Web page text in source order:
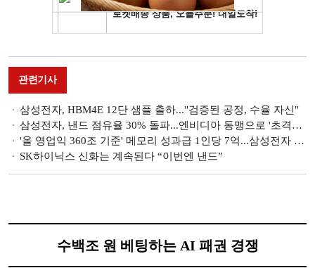
관련기사
삼성전자, HBM4E 12단 샘플 출하..."검증된 공정, 수율 자신"
삼성전자, 낸드 점유율 30% 돌파...엔비디아 동맹으로 '초격차' 굳히기
'올 영업익 360조 기준' 메모리 성과급 1인당 7억...삼성전자 성과급 어떻게 바뀌나
SK하이닉스 신화는 계속된다 “이번엔 낸드”
수백조 원 베팅하는 AI 패권 경쟁